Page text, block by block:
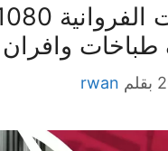
فني طباخات
وافران
بقلم rwan